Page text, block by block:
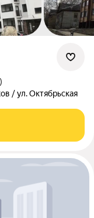
/ ул. Октябрьская